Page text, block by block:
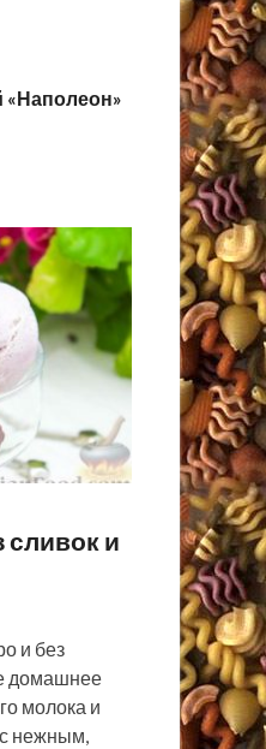
сливок и
и без
домашнее
молока и
с нежным,